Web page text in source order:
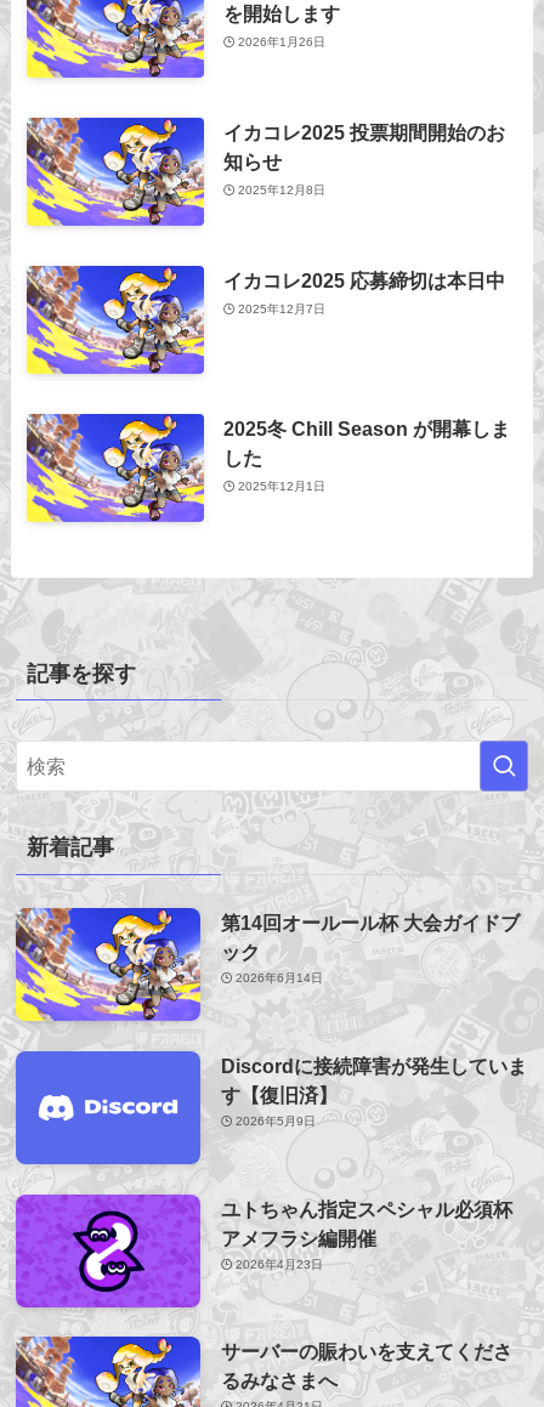
を開始します
2026年1月26日
イカコレ2025 投票期間開始のお
知らせ
2025年12月8日
イカコレ2025 応募締切は本日中
2025年12月7日
2025冬 Chill Season が開幕しま
した
2025年12月1日
記事を探す
新着記事
第14回オールール杯 大会ガイドブ
ック
2026年6月14日
Discordに接続障害が発生していま
す【復旧済】
2026年5月9日
ユトちゃん指定スペシャル必須杯
アメフラシ編開催
2026年4月23日
サーバーの賑わいを支えてくださ
るみなさまへ